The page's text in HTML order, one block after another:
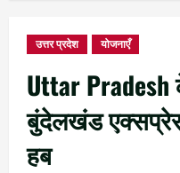
उत्तर प्रदेश योजनाएँ
Uttar Pradesh
बुंदेलखंड
हब